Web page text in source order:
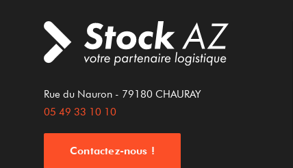
Rue du Nauron - 79180 CHAURAY
05 49 33 10 10
Contactez-nous !